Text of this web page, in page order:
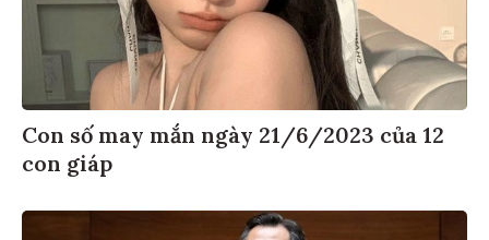
Con số may mắn ngày 21/6/2023 của 12
con giáp